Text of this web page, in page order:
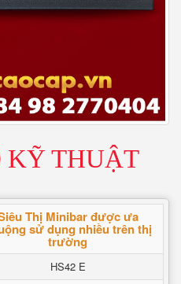
KỸ THUẬT
Thị Minibar được ưa
sử dụng nhiều trên thị
trường
HS42 E